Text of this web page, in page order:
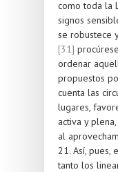
como toda la
signos
se robustece
[31]
ordenar
propuestos
cuenta las
lugares,
activa y
al
21. Así, pues,
tanto los